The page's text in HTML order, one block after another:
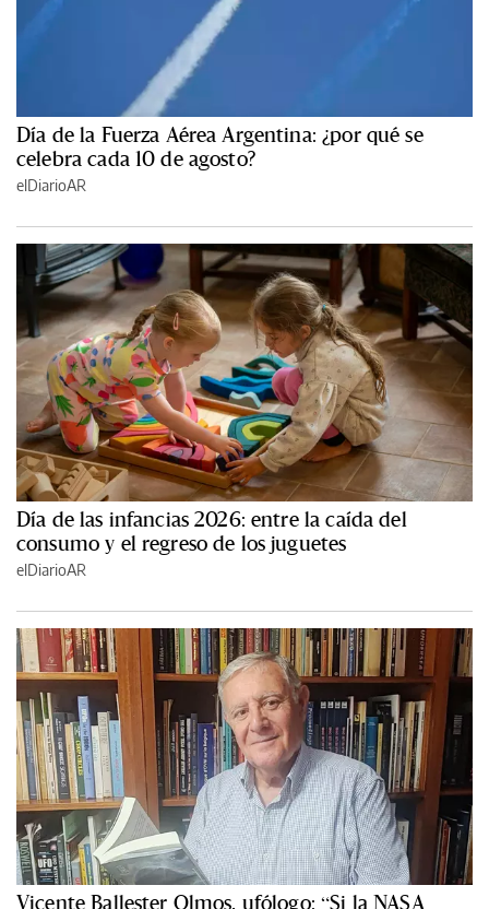
Día de la Fuerza Aérea Argentina: ¿por qué se
celebra cada 10 de agosto?
elDiarioAR
Día de las infancias 2026: entre la caída del
consumo y el regreso de los juguetes
elDiarioAR
Vicente Ballester Olmos, ufólogo: “Si la NASA